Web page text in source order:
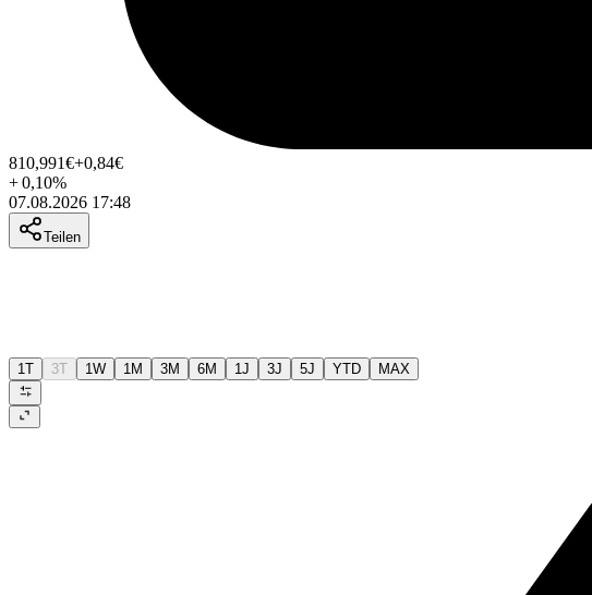
810,991€+0,84€
+0,10%
07.08.2026 17:48
Teilen
1T 3T 1W 1M 3M 6M 1J 3J 5J YTD MAX